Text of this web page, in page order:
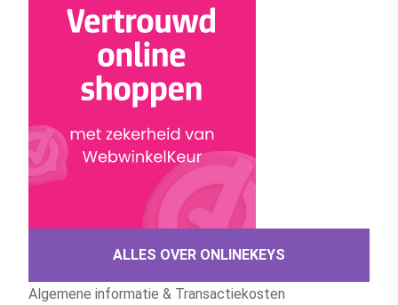
ALLES OVER ONLINEKEYS
Algemene informatie & Transactiekosten